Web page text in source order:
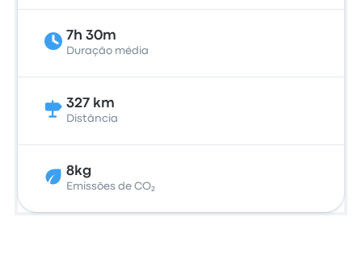
7h 30m
Duração média
327 km
Distância
8kg
Emissões de CO₂